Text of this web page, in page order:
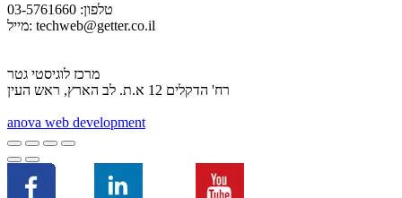
טלפון: 03-5761660
מייל: techweb@getter.co.il
מרכז לוגיסטי גטר
רח' הדקלים 12 א.ת. לב הארץ, ראש העין
anova web development